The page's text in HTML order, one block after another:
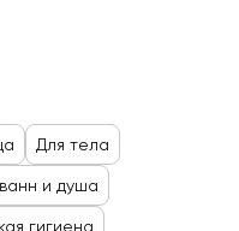
Для тела
и душа
гигиена